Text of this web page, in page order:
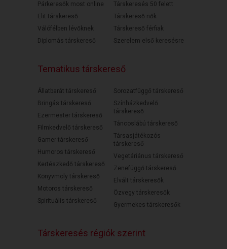
Párkeresők most online
Elit társkereső
Válófélben lévőknek
Diplomás társkereső
Társkeresés 50 felett
Társkereső nők
Társkereső férfiak
Szerelem első keresésre
Tematikus társkereső
Állatbarát társkereső
Bringás társkereső
Ezermester társkereső
Filmkedvelő társkereső
Gamer társkereső
Humoros társkereső
Kertészkedő társkereső
Könyvmoly társkereső
Motoros társkereső
Spirituális társkereső
Sorozatfüggő társkereső
Színházkedvelő
társkereső
Táncoslábú társkereső
Társasjátékozós
társkereső
Vegetáriánus társkereső
Zenefüggő társkereső
Elvált társkeresők
Özvegy társkeresők
Gyermekes társkeresők
Társkeresés régiók szerint